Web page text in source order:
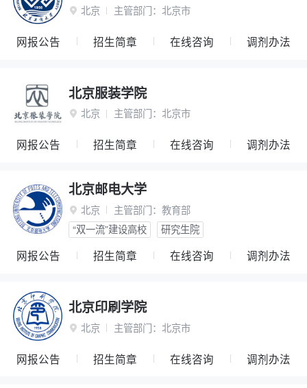
 北京 主管部门： 北京市
网报公告 招生简章 在线咨询 调剂办法
北京服装学院
 北京 主管部门： 北京市
网报公告 招生简章 在线咨询 调剂办法
北京邮电大学
 北京 主管部门： 教育部
“双一流”建设高校
研究生院
网报公告 招生简章 在线咨询 调剂办法
北京印刷学院
 北京 主管部门： 北京市
网报公告 招生简章 在线咨询 调剂办法